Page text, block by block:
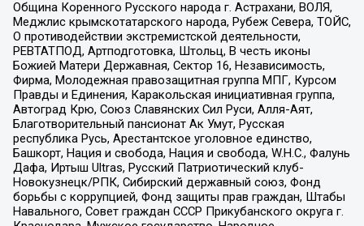
Община Коренного Русского народа г. Астрахани, ВОЛЯ,
Меджлис крымскотатарского народа, Рубеж Севера, ТОЙС,
О противодействии экстремистской деятельности,
РЕВТАТПОД, Артподготовка, Штольц, В честь иконы
Божией Матери Державная, Сектор 16, Независимость,
Фирма, Молодежная правозащитная группа МПГ, Курсом
Правды и Единения, Каракольская инициативная группа,
Автоград Крю, Союз Славянских Сил Руси, Алля-Аят,
Благотворительный пансионат Ак Умут, Русская
республика Русь, Арестантское уголовное единство,
Башкорт, Нация и свобода, Нация и свобода, W.H.С., Фалунь
Дафа, Иртыш Ultras, Русский Патриотический клуб-
Новокузнецк/РПК, Сибирский державный союз, Фонд
борьбы с коррупцией, Фонд защиты прав граждан, Штабы
Навального, Совет граждан СССР Прикубанского округа г.